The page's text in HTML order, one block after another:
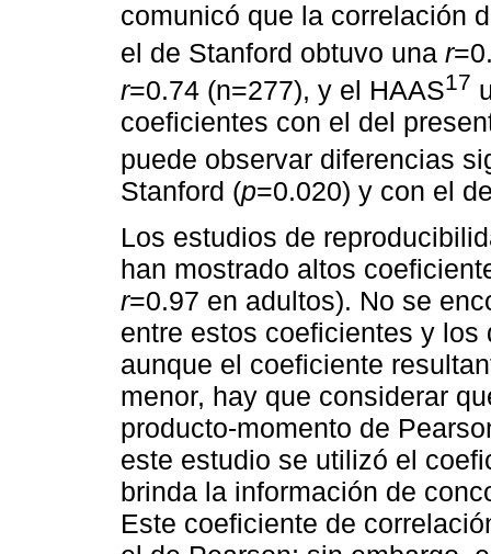
comunicó que la correlación
el de Stanford obtuvo una r
r=0.74 (n=277), y el HAAS17
coeficientes con el del
puede observar diferencias
Stanford (p=0.020) y con el
Los estudios de
han mostrado altos
r=0.97 en adultos). No se
entre estos coeficientes y
aunque el coeficiente
menor, hay que considerar
producto-momento de
este estudio se utilizó el
brinda la información de
Este coeficiente de